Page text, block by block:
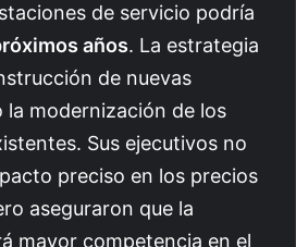
de servicio podría
años. La estrategia
de nuevas
la modernización de los
Sus ejecutivos no
preciso en los precios
aseguraron que la
mayor competencia en el